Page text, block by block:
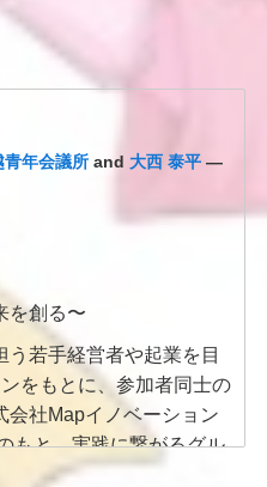
年会議所and 大西 泰平—
を創る〜
若手経営者や起業を目
をもとに、参加者同士の
会社Mapイノベーション
もと、実践に繋がるグル
ことで、企業と地域の発